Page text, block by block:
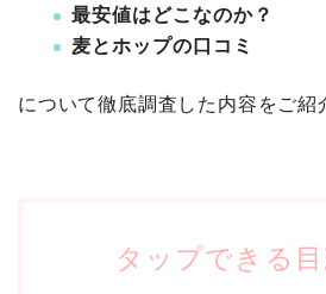
最安値はどこなのか？
麦とホップの口コミ
について徹底調査した内容をご紹
タップできる